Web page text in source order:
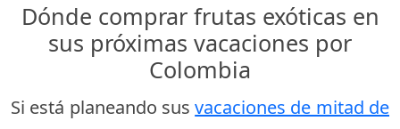
Dónde comprar frutas exóticas en
sus próximas vacaciones por
Colombia
Si está planeando susvacaciones de mitad de